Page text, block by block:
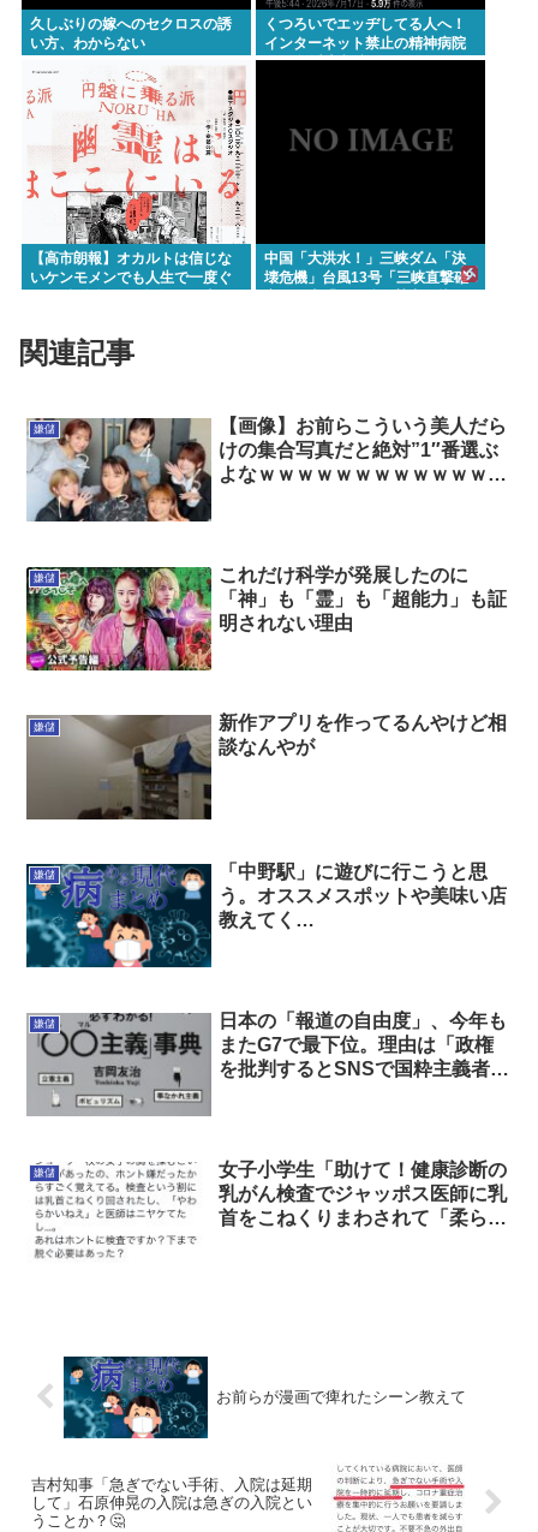
久しぶりの嫁へのセクロスの誘
い方、わからない
くつろいでエッヂしてる人へ！
インターネット禁止の精神病院
に20年以上入院してる人もいる
【高市朗報】オカルトは信じな
いケンモメンでも人生で一度ぐ
中国「大洪水！」三峡ダム「決
壊危機」台風13号「三峡直撃確
関連記事
嫌儲
【画像】お前らこういう美人だら
けの集合写真だと絶対”1″番選ぶ
よなｗｗｗｗｗｗｗｗｗｗｗｗｗ
嫌儲
これだけ科学が発展したのに
「神」も「霊」も「超能力」も証
明されない理由
嫌儲
新作アプリを作ってるんやけど相
談なんやが
嫌儲
「中野駅」に遊びに行こうと思
う。オススメスポットや美味い店
教えてく
嫌儲
日本の「報道の自由度」、今年も
またG7で最下位。理由は「政権
を批判するとSNSで国粋主義者に
嫌儲
女子小学生「助けて！健康診断の
乳がん検査でジャッポス医師に乳
首をこねくりまわされて「柔らか
お前らが漫画で痺れたシーン教えて
吉村知事「急ぎでない手術、入院は延期
して」石原伸晃の入院は急ぎの入院とい
うことか？🤔